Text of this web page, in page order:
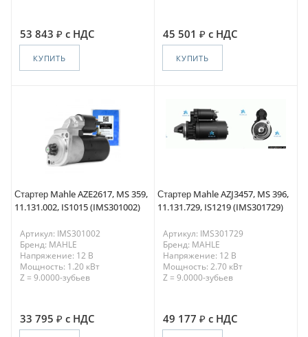
53 843 с НДС
КУПИТЬ
45 501 с НДС
КУПИТЬ
Стартер Mahle AZE2617, MS 359,
11.131.002, IS1015 (IMS301002)
Артикул: IMS301002
Бренд: MAHLE
Напряжение: 12 В
Мощность: 1.20 кВт
Z = 9.0000-зубьев
33 795 с НДС
Стартер Mahle AZJ3457, MS 396,
11.131.729, IS1219 (IMS301729)
Артикул: IMS301729
Бренд: MAHLE
Напряжение: 12 В
Мощность: 2.70 кВт
Z = 9.0000-зубьев
49 177 с НДС